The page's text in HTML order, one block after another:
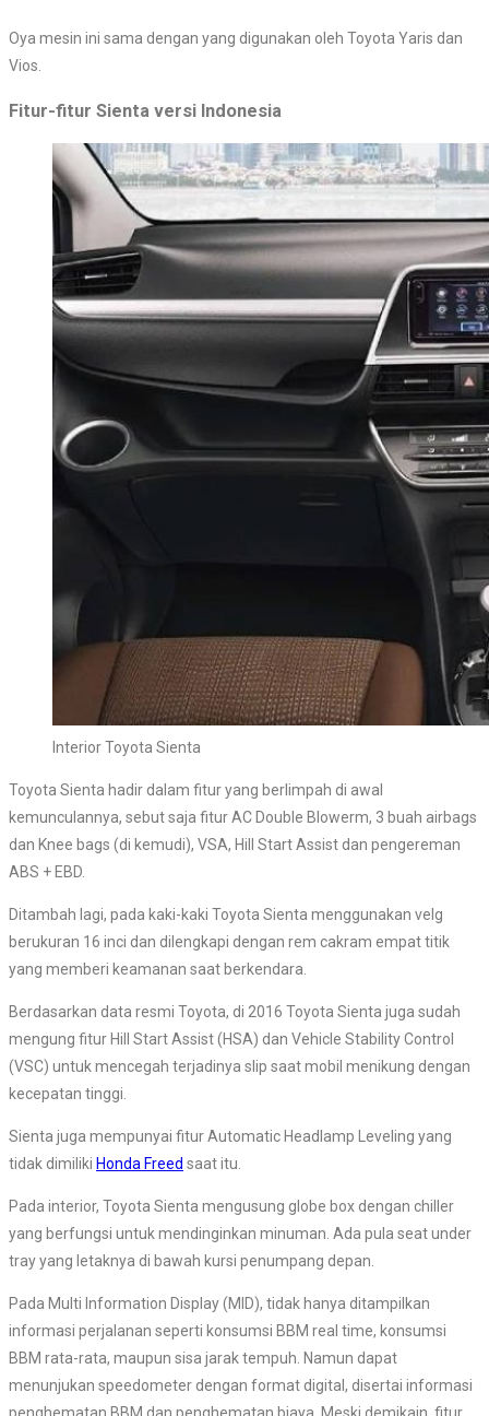
Oya mesin ini sama dengan yang digunakan oleh Toyota Yaris dan
Vios.
Fitur-fitur Sienta versi Indonesia
Interior Toyota Sienta
Toyota Sienta hadir dalam fitur yang berlimpah di awal
kemunculannya, sebut saja fitur AC Double Blowerm, 3 buah airbags
dan Knee bags (di kemudi), VSA, Hill Start Assist dan pengereman
ABS + EBD.
Ditambah lagi, pada kaki-kaki Toyota Sienta menggunakan velg
berukuran 16 inci dan dilengkapi dengan rem cakram empat titik
yang memberi keamanan saat berkendara.
Berdasarkan data resmi Toyota, di 2016 Toyota Sienta juga sudah
mengung fitur Hill Start Assist (HSA) dan Vehicle Stability Control
(VSC) untuk mencegah terjadinya slip saat mobil menikung dengan
kecepatan tinggi.
Sienta juga mempunyai fitur Automatic Headlamp Leveling yang
tidak dimiliki Honda Freed saat itu.
Pada interior, Toyota Sienta mengusung globe box dengan chiller
yang berfungsi untuk mendinginkan minuman. Ada pula seat under
tray yang letaknya di bawah kursi penumpang depan.
Pada Multi Information Display (MID), tidak hanya ditampilkan
informasi perjalanan seperti konsumsi BBM real time, konsumsi
BBM rata-rata, maupun sisa jarak tempuh. Namun dapat
menunjukan speedometer dengan format digital, disertai informasi
penghematan BBM dan penghematan biaya. Meski demikain, fitur